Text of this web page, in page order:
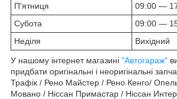
П'ятниця
09:00 —
Субота
09:00 —
Неділя
Вихідний
У нашому інтернет магазині "Автогараж"
придбати оригінальні і неоригінальні
Трафік / Рено Майстер / Рено Кенго/
Мовано / Ніссан Примастар / Ніссан